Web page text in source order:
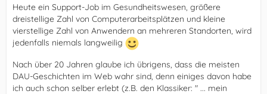
Heute ein Support-Job im Gesundheitswesen, größere
dreistellige Zahl von Computerarbeitsplätzen und kleine
vierstellige Zahl von Anwendern an mehreren Standorten, wird
jedenfalls niemals langweilig
Nach über 20 Jahren glaube ich übrigens, dass die meisten
DAU-Geschichten im Web wahr sind, denn einiges davon habe
ich auch schon selber erlebt (z.B. den Klassiker: " ... mein